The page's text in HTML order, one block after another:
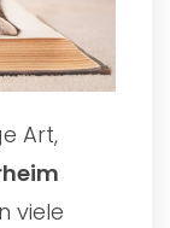
Art,
viele